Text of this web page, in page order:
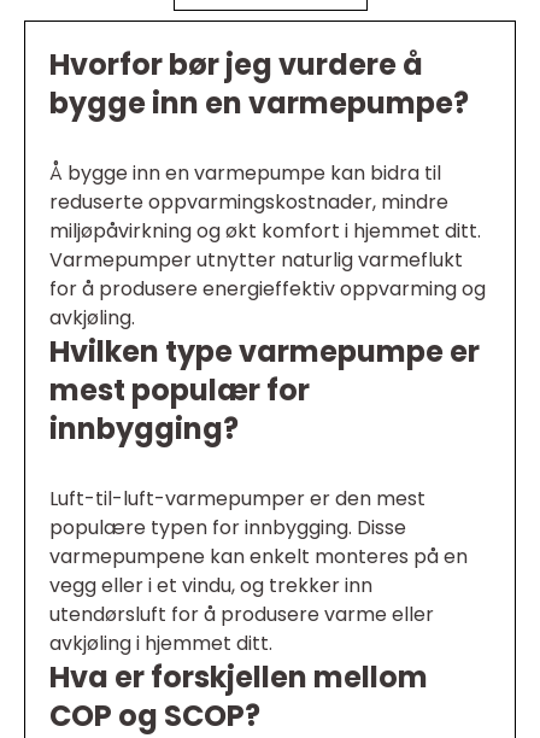
Hvorfor bør jeg vurdere å
bygge inn en varmepumpe?
Å bygge inn en varmepumpe kan bidra til
reduserte oppvarmingskostnader, mindre
miljøpåvirkning og økt komfort i hjemmet ditt.
Varmepumper utnytter naturlig varmeflukt
for å produsere energieffektiv oppvarming og
avkjøling.
Hvilken type varmepumpe er
mest populær for
innbygging?
Luft-til-luft-varmepumper er den mest
populære typen for innbygging. Disse
varmepumpene kan enkelt monteres på en
vegg eller i et vindu, og trekker inn
utendørsluft for å produsere varme eller
avkjøling i hjemmet ditt.
Hva er forskjellen mellom
COP og SCOP?